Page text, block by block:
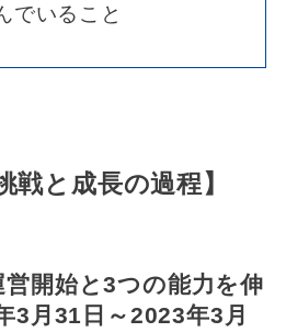
でいること
戦と成長の過程】
開始と3つの能力を伸
3月31日～2023年3月